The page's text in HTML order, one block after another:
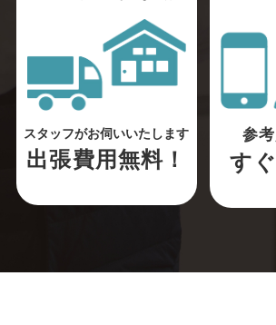
スタッフがお伺いいたします
出張費用無料！
参
す